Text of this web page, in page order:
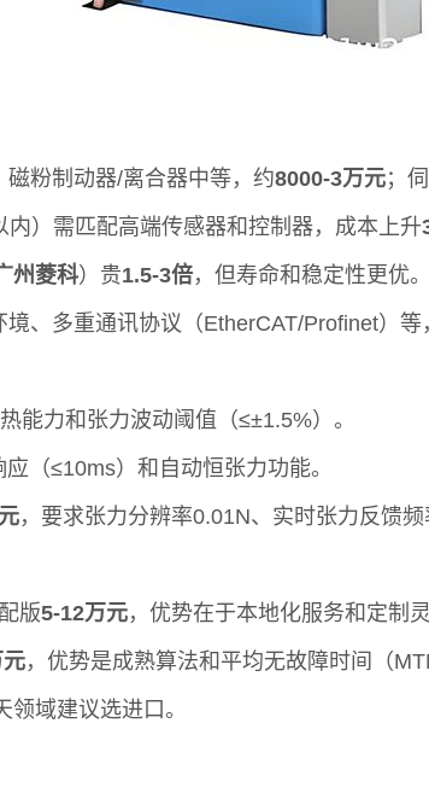
磁粉制动器/离合器中等，约8000-3万元；
）需匹配高端传感器和控制器，成本上升
州菱科）贵1.5-3倍，但寿命和稳定性更优。
、多重通讯协议（EtherCAT/Profinet）等
能力和张力波动阈值（≤±1.5%）。
（≤10ms）和自动恒张力功能。
，要求张力分辨率0.01N、实时张力反馈频
版5-12万元，优势在于本地化服务和定制
，优势是成熟算法和平均无故障时间（
域建议选进口。